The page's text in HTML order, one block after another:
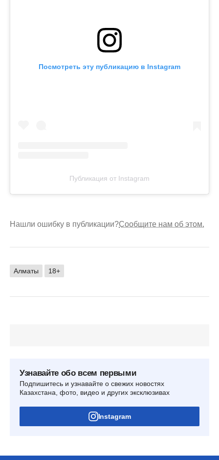
Посмотреть эту публикацию в Instagram
Публикация от Instagram
Нашли ошибку в публикации?Сообщите нам об этом.
Алматы 18+
Узнавайте обо всем первыми
Подпишитесь и узнавайте о свежих новостях
Казахстана, фото, видео и других эксклюзивах
Instagram